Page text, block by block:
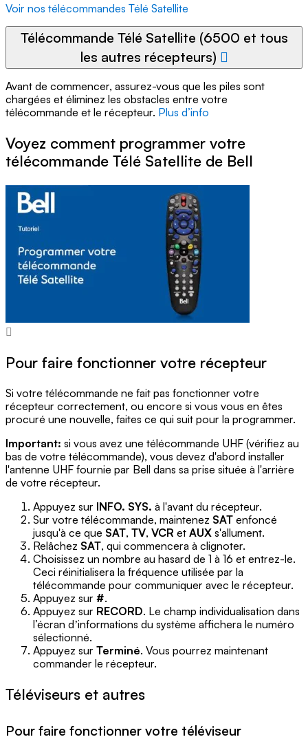
Voir nos télécommandes Télé Satellite
Télécommande Télé Satellite (6500 et tous
les autres récepteurs)
Avant de commencer, assurez-vous que les piles sont
chargées et éliminez les obstacles entre votre
télécommande et le récepteur. Plus d’info
Voyez comment programmer votre
télécommande Télé Satellite de Bell
Pour faire fonctionner votre récepteur
Si votre télécommande ne fait pas fonctionner votre
récepteur correctement, ou encore si vous vous en êtes
procuré une nouvelle, faites ce qui suit pour la programmer.
Important: si vous avez une télécommande UHF (vérifiez au
bas de votre télécommande), vous devez d'abord installer
l'antenne UHF fournie par Bell dans sa prise située à l'arrière
de votre récepteur.
Appuyez sur INFO. SYS. à l'avant du récepteur.
Sur votre télécommande, maintenez SAT enfoncé
jusqu'à ce que SAT, TV, VCR et AUX s'allument.
Relâchez SAT, qui commencera à clignoter.
Choisissez un nombre au hasard de 1 à 16 et entrez-le.
Ceci réinitialisera la fréquence utilisée par la
télécommande pour communiquer avec le récepteur.
Appuyez sur #.
Appuyez sur RECORD. Le champ individualisation dans
l’écran dʼinformations du système affichera le numéro
sélectionné.
Appuyez sur Terminé. Vous pourrez maintenant
commander le récepteur.
Téléviseurs et autres
Pour faire fonctionner votre téléviseur